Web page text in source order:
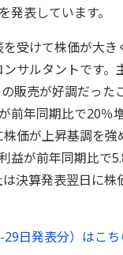
発表しています。
受けて株価が大き
サルタントです。
販売が好調だった
前年同期比で20％
価が上昇基調を強
益が前年同期比で
決算発表翌日に株
日発表分）はこ